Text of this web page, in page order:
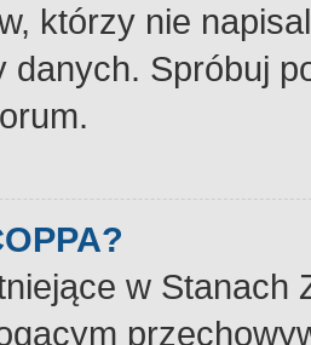
którzy nie
danych. Spróbuj
w Stanach